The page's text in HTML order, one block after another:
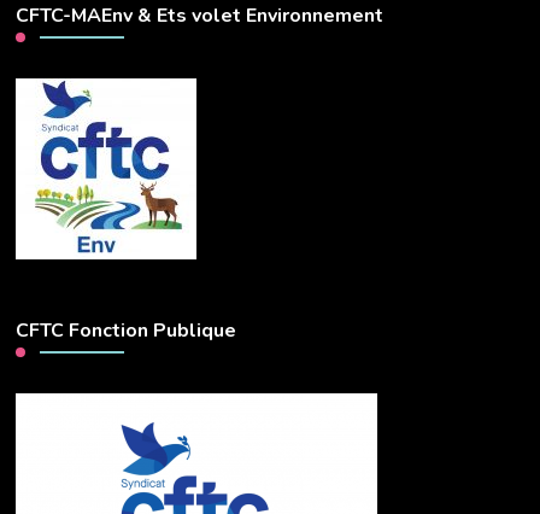
CFTC-MAEnv & Ets volet Environnement
CFTC Fonction Publique